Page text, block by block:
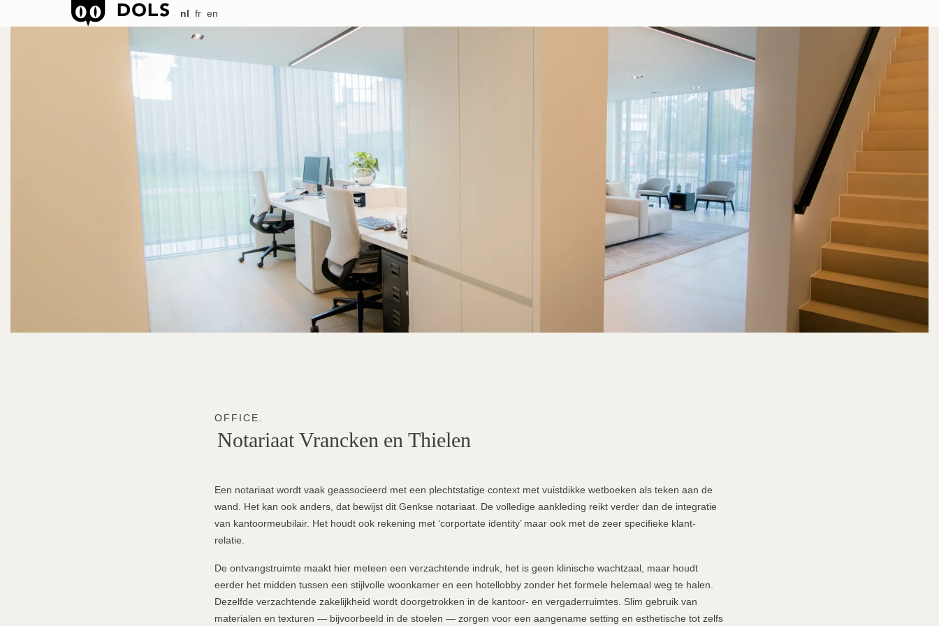
nl fr en
OFFICE.
Notariaat Vrancken en Thielen
Een notariaat wordt vaak geassocieerd met een plechtstatige context met vuistdikke wetboeken als teken aan de
wand. Het kan ook anders, dat bewijst dit Genkse notariaat. De volledige aankleding reikt verder dan de integratie
van kantoormeubilair. Het houdt ook rekening met ‘corportate identity’ maar ook met de zeer specifieke klant-
relatie.
De ontvangstruimte maakt hier meteen een verzachtende indruk, het is geen klinische wachtzaal, maar houdt
eerder het midden tussen een stijlvolle woonkamer en een hotellobby zonder het formele helemaal weg te halen.
Dezelfde verzachtende zakelijkheid wordt doorgetrokken in de kantoor- en vergaderruimtes. Slim gebruik van
materialen en texturen — bijvoorbeeld in de stoelen — zorgen voor een aangename setting en esthetische tot zelfs